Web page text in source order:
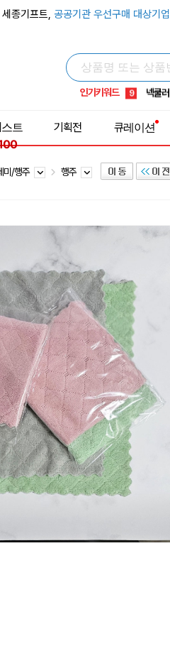
세종기프트, 공공기관 우선구매 대상기업
인기키워드
5 키캡
8 쿨토시
9 넥쿨러
1 선풍기
스트
기획전 큐레이션
미/행주 행주